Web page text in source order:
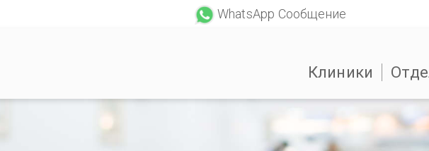
WhatsApp Сообщение
Клиники